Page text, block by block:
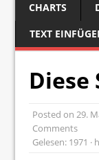
CHARTS
TEXT
Diese
Posted on29.
Comments
Gelesen: 1971 ·